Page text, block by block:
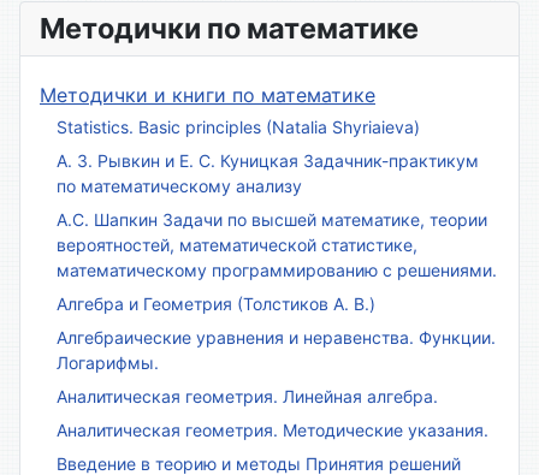
Методички по математике
Методички и книги по математике
Statistics. Basic principles (Natalia Shyriaieva)
А. З. Рывкин и Е. С. Куницкая Задачник-практикум
по математическому анализу
А.С. Шапкин Задачи по высшей математике, теории
вероятностей, математической статистике,
математическому программированию с решениями.
Алгебра и Геометрия (Толстиков А. В.)
Алгебраические уравнения и неравенства. Функции.
Логарифмы.
Аналитическая геометрия. Линейная алгебра.
Аналитическая геометрия. Методические указания.
Введение в теорию и методы Принятия решений